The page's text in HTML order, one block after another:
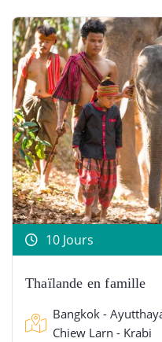
10 Jours
Thaïlande en famille
Bangkok -
Chiew Larn - Krabi